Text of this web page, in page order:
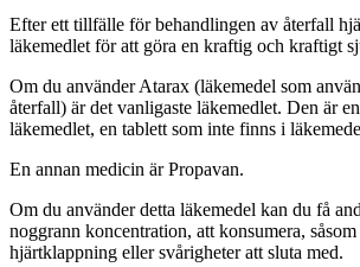
Efter ett tillfälle för behandlingen av återfall
läkemedlet för att göra en kraftig och kraftigt
Om du använder Atarax (läkemedel som
återfall) är det vanligaste läkemedlet. Den är
läkemedlet, en tablett som inte finns i
En annan medicin är Propavan.
Om du använder detta läkemedel kan du få
noggrann koncentration, att konsumera,
hjärtklappning eller svårigheter att sluta med.